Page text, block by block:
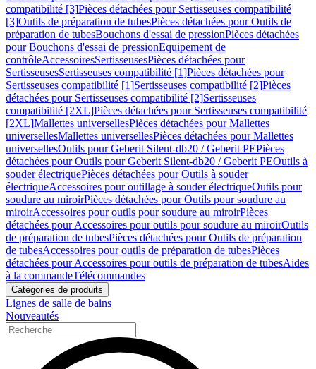
compatibilité [3]Pièces détachées pour Sertisseuses compatibilité
[3]Outils de préparation de tubesPièces détachées pour Outils de
préparation de tubesBouchons d'essai de pressionPièces détachées
pour Bouchons d'essai de pressionEquipement de
contrôleAccessoiresSertisseusesPièces détachées pour
SertisseusesSertisseuses compatibilité [1]Pièces détachées pour
Sertisseuses compatibilité [1]Sertisseuses compatibilité [2]Pièces
détachées pour Sertisseuses compatibilité [2]Sertisseuses
compatibilité [2XL]Pièces détachées pour Sertisseuses compatibilité
[2XL]Mallettes universellesPièces détachées pour Mallettes
universellesMallettes universellesPièces détachées pour Mallettes
universellesOutils pour Geberit Silent-db20 / Geberit PEPièces
détachées pour Outils pour Geberit Silent-db20 / Geberit PEOutils à
souder électriquePièces détachées pour Outils à souder
électriqueAccessoires pour outillage à souder électriqueOutils pour
soudure au miroirPièces détachées pour Outils pour soudure au
miroirAccessoires pour outils pour soudure au miroirPièces
détachées pour Accessoires pour outils pour soudure au miroirOutils
de préparation de tubesPièces détachées pour Outils de préparation
de tubesAccessoires pour outils de préparation de tubesPièces
détachées pour Accessoires pour outils de préparation de tubesAides
à la commandeTélécommandes
Catégories de produits
Lignes de salle de bains
Nouveautés